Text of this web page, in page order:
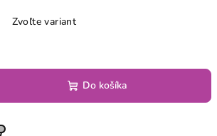
Zvoľte variant
Do košíka